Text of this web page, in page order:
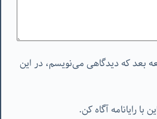
بعد که دیدگاهی می‌نویسم، در این
با رایانامه آگاه کن.